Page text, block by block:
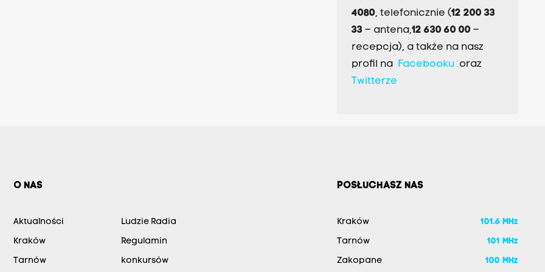
4080, telefonicznie (12 200 33
33– antena,12 630 60 00 –
recepcja), a także na nasz
profil na Facebookuoraz
Twitterze
O NAS
Aktualności
Kraków
Tarnów
Ludzie Radia
Regulamin
konkursów
POSŁUCHASZ NAS
Kraków 101.6 MHz
Tarnów 101 MHz
Zakopane 100 MHz